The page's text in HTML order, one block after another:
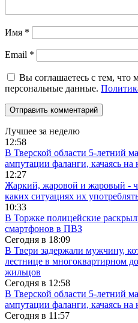
Имя *
Email *
Вы соглашаетесь с тем, что
персональные данные.
Лучшее за неделю
12:58
В Тверской области 5-летний
ампутации фаланги, качаясь на
12:27
Жаркий, жаровой и жаровый -
каких ситуациях их
10:33
В Торжке полицейские
смартфонов в ПВЗ
Сегодня в 18:09
В Твери задержали мужчину,
лестнице в многоквартирном
жильцов
Сегодня в 12:58
В Тверской области 5-летний
ампутации фаланги, качаясь на
Сегодня в 11:57